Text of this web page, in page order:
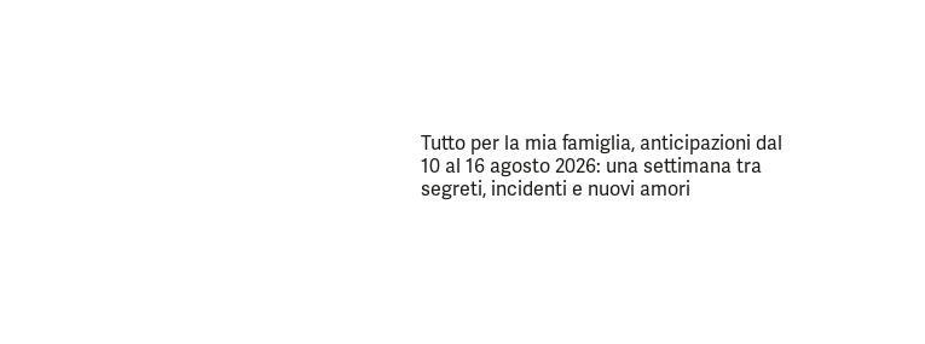
Tutto per la mia famiglia, anticipazioni dal
10 al 16 agosto 2026: una settimana tra
segreti, incidenti e nuovi amori